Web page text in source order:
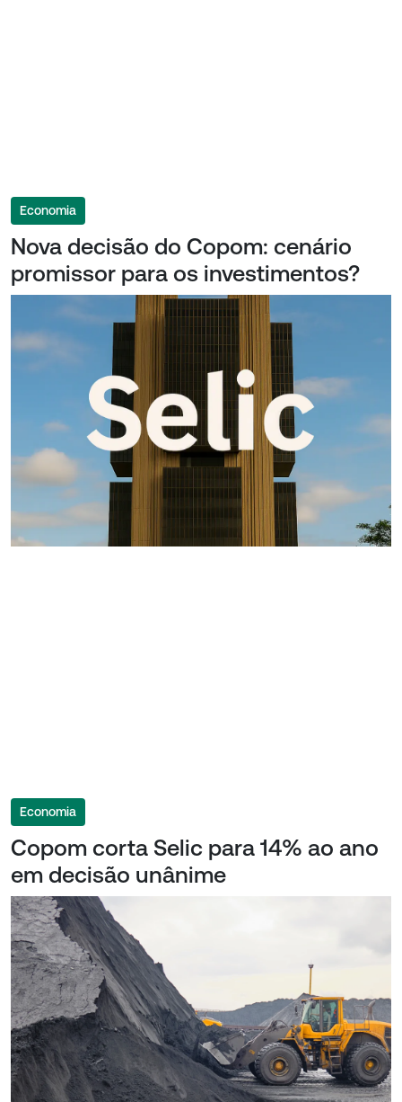
Economia
Nova decisão do Copom: cenário
promissor para os investimentos?
Economia
Copom corta Selic para 14% ao ano
em decisão unânime